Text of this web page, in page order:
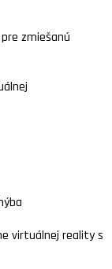
zmiešanú
virtuálnej reality s